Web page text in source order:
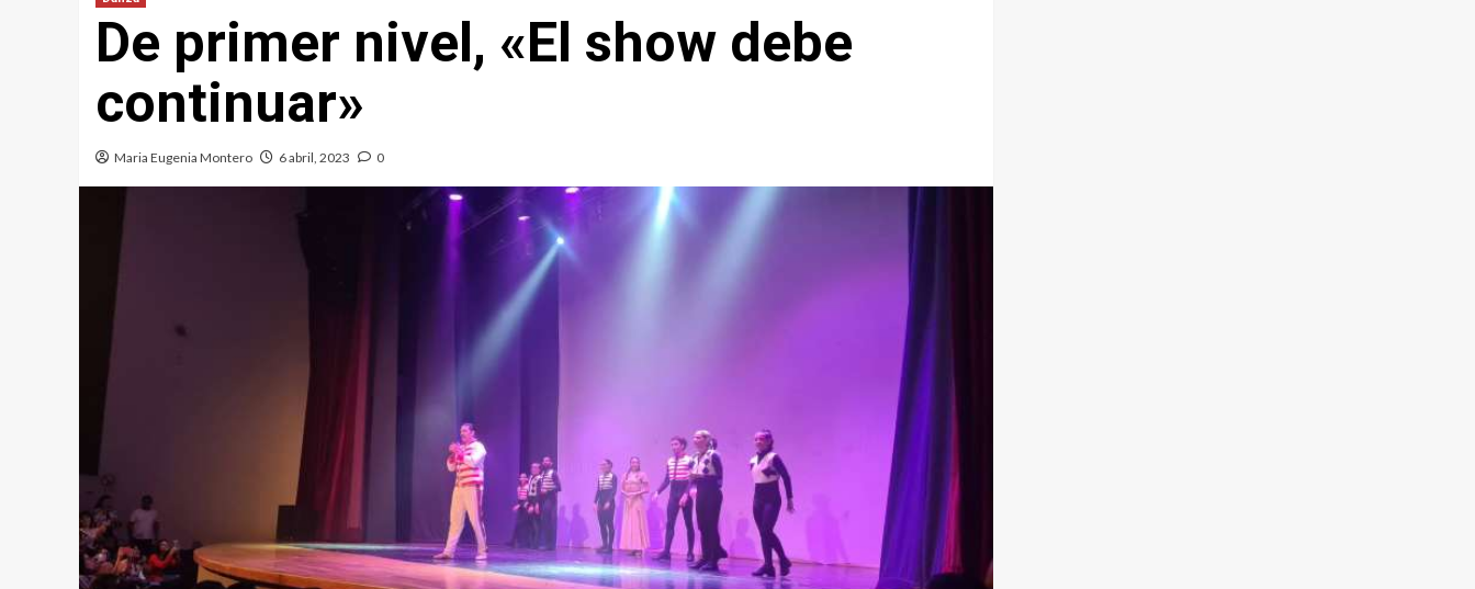
De primer nivel, «El show debe
continuar»
Maria Eugenia Montero 6 abril, 2023 0